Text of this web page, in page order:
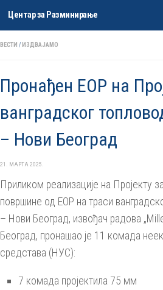
Skip to content
Центар за Разминирање
ВЕСТИ /ИЗДВАЈАМО
Пронађен ЕОР на
ванградског
– Нови Београд
21. МАРТА 2025.
Приликом реализације на Пројекту
површине од ЕОР на траси
– Нови Београд, извођач радова
Београд, пронашао је 11 комада
средстава (НУС):
7 комада пројектила 75 мм